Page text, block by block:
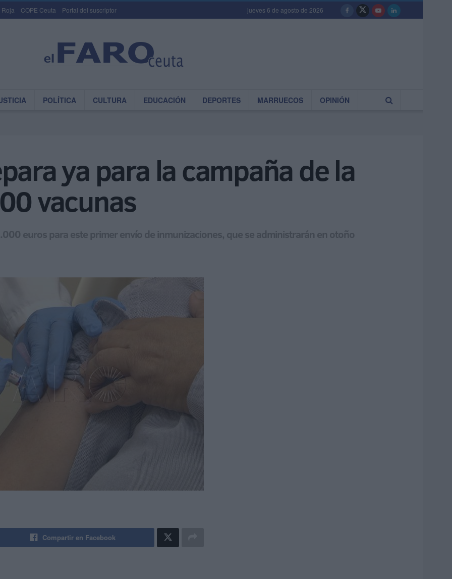
Roja COPE Ceuta Portal del suscriptor jueves 6 de agosto de 2026
POLÍTICA CULTURA EDUCACIÓN DEPORTES MARRUECOS OPINIÓN
ya para la campaña de la
vacunas
euros para este primer envío de inmunizaciones, que se administrarán en otoño
Compartir en Facebook